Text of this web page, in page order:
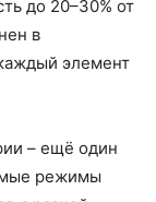
до 20–30% от
в
элемент
– ещё один
режимы